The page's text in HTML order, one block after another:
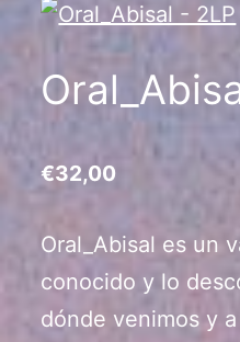
€32,00
Oral_Abisal es un
conocido y lo
dónde venimos y